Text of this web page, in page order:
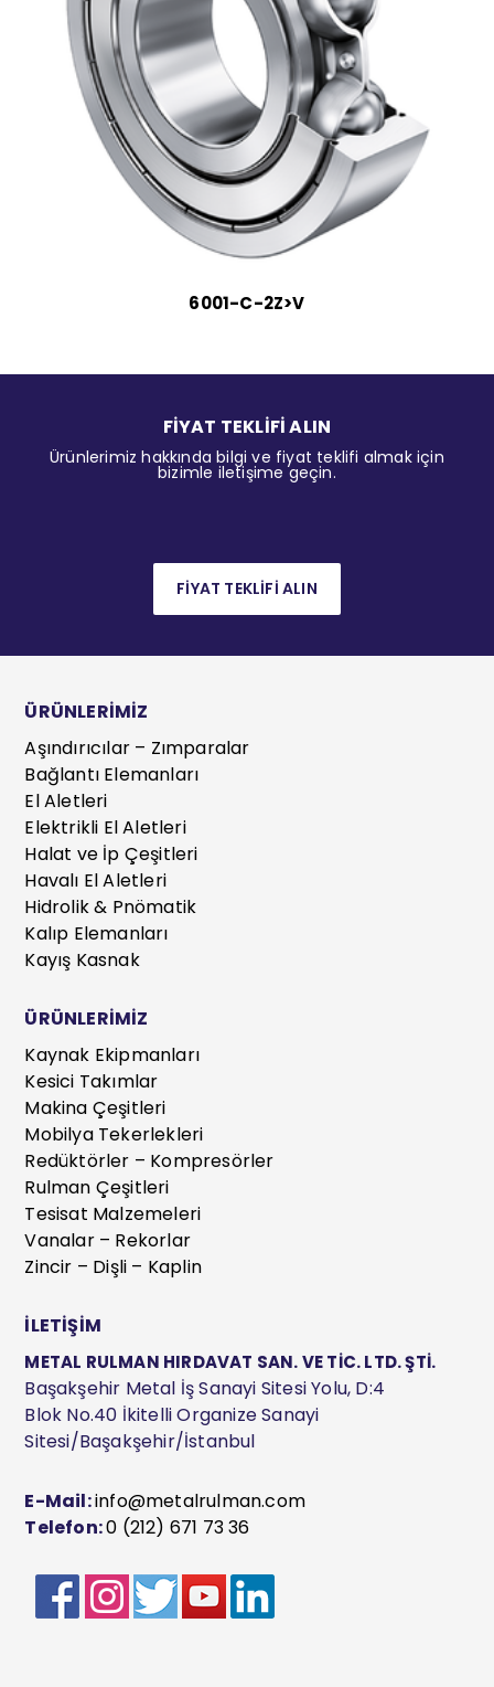
6001-C-2Z>V
FİYAT TEKLİFİ ALIN
Ürünlerimiz hakkında bilgi ve fiyat teklifi almak için
bizimle iletişime geçin.
FİYAT TEKLİFİ ALIN
ÜRÜNLERİMİZ
Aşındırıcılar – Zımparalar
Bağlantı Elemanları
El Aletleri
Elektrikli El Aletleri
Halat ve İp Çeşitleri
Havalı El Aletleri
Hidrolik & Pnömatik
Kalıp Elemanları
Kayış Kasnak
ÜRÜNLERİMİZ
Kaynak Ekipmanları
Kesici Takımlar
Makina Çeşitleri
Mobilya Tekerlekleri
Redüktörler – Kompresörler
Rulman Çeşitleri
Tesisat Malzemeleri
Vanalar – Rekorlar
Zincir – Dişli – Kaplin
İLETİŞİM
METAL RULMAN HIRDAVAT SAN. VE TİC. LTD. ŞTİ.
Başakşehir Metal İş Sanayi Sitesi Yolu, D:4
Blok No.40 İkitelli Organize Sanayi
Sitesi/Başakşehir/İstanbul
E-Mail:info@metalrulman.com
Telefon:0 (212) 671 73 36